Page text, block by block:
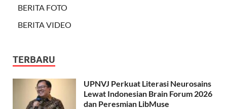
BERITA FOTO
BERITA VIDEO
TERBARU
UPNVJ Perkuat Literasi Neurosains
Lewat Indonesian Brain Forum 2026
dan Peresmian LibMuse